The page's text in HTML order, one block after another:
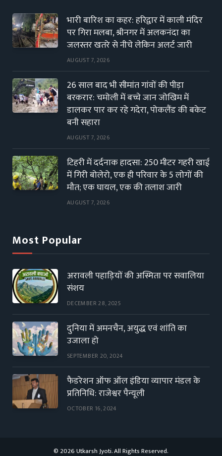
भारी बारिश का कहर: हरिद्वार में काली मंदिर
पर गिरा मलबा, श्रीनगर में अलकनंदा का
जलस्तर खतरे से नीचे लेकिन अलर्ट जारी
AUGUST 7, 2026
26 साल बाद भी सीमांत गांवों की पीड़ा
बरकरार: चमोली में बच्चे जान जोखिम में
डालकर पार कर रहे गदेरा, पोकलैंड की बकेट
बनी सहारा
AUGUST 7, 2026
टिहरी में दर्दनाक हादसा: 250 मीटर गहरी खाई
में गिरी बोलेरो, एक ही परिवार के 5 लोगों की
मौत; एक घायल, एक की तलाश जारी
AUGUST 7, 2026
Most Popular
अरावली पहाड़ियों की अस्मिता पर सवालिया
संशय
DECEMBER 28, 2025
दुनिया में अमनचैन, अयुद्ध एवं शांति का
उजाला हो
SEPTEMBER 20, 2024
फैडरेशन ऑफ ऑल इंडिया व्यापार मंडल के
प्रतिनिधि: राजेश्वर पैन्यूली
OCTOBER 16, 2024
© 2026 Utkarsh Jyoti. All Rights Reserved.